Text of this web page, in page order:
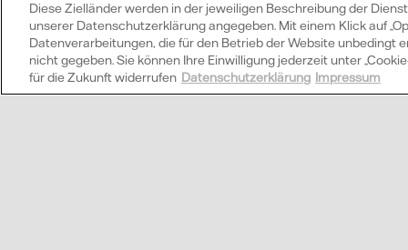
Welche Vorteile
Diese Zielländer werden in der jeweiligen Beschreibung der
unserer Datenschutzerklärung angegeben. Mit einem Klick auf
Datenverarbeitungen, die für den Betrieb der Website unbedingt
nicht gegeben. Sie können Ihre Einwilligung jederzeit unter
für die Zukunft widerrufen Datenschutzerklärung Impressum